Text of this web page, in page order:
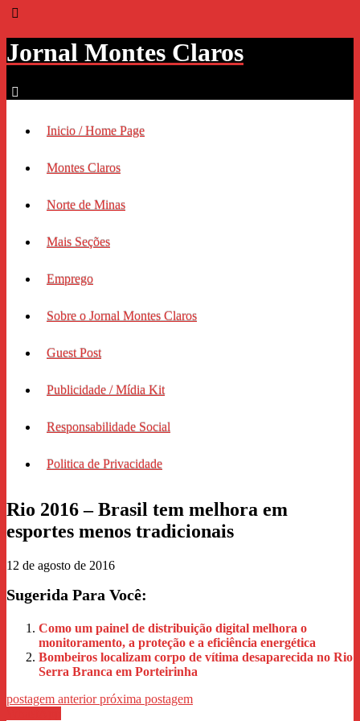
Jornal Montes Claros
Inicio / Home Page
Montes Claros
Norte de Minas
Mais Seções
Emprego
Sobre o Jornal Montes Claros
Guest Post
Publicidade / Mídia Kit
Responsabilidade Social
Politica de Privacidade
Rio 2016 – Brasil tem melhora em
esportes menos tradicionais
12 de agosto de 2016
Sugerida Para Você:
Como um painel de distribuição digital melhora o
monitoramento, a proteção e a eficiência energética
Bombeiros localizam corpo de vítima desaparecida no Rio
Serra Branca em Porteirinha
postagem anteriorpróxima postagem